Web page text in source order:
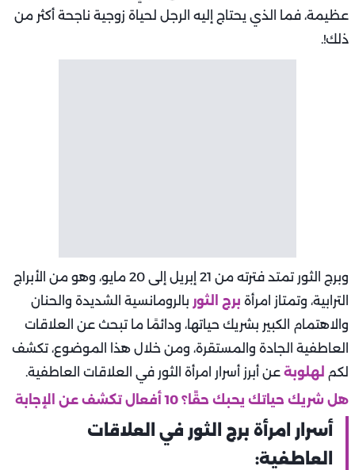
عظيمة، فما الذي يحتاج إليه الرجل لحياة زوجية ناجحة أكثر من
ذلك!.
وبرج الثور تمتد فترته من 21 إبريل إلى 20 مايو، وهو من الأبراج
الترابية، وتمتاز امرأة برج الثور بالرومانسية الشديدة والحنان
والاهتمام الكبير بشريك حياتها، ودائمًا ما تبحث عن العلاقات
العاطفية الجادة والمستقرة، ومن خلال هذا الموضوع، تكشف
لكم لهلوبة عن أبرز أسرار امرأة الثور في العلاقات العاطفية.
هل شريك حياتك يحبك حقًا؟ 10 أفعال تكشف عن الإجابة
أسرار امرأة برج الثور في العلاقات
العاطفية: